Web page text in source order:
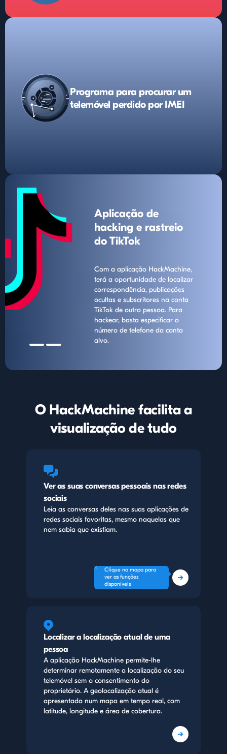
Programa para procurar um
telemóvel perdido por IMEI
Aplicação de
hacking e rastreio
do TikTok
Com a aplicação HackMachine,
terá a oportunidade de localizar
correspondência, publicações
ocultas e subscritores na conta
TikTok de outra pessoa. Para
hackear, basta especificar o
número de telefone da conta
alvo.
O HackMachine facilita a
visualização de tudo
Ver as suas conversas pessoais nas redes
sociais
Leia as conversas deles nas suas aplicações de
redes sociais favoritas, mesmo naquelas que
nem sabia que existiam.
Clique no mapa para
ver as funções
disponíveis
Localizar a localização atual de uma
pessoa
A aplicação HackMachine permite-lhe
determinar remotamente a localização do seu
telemóvel sem o consentimento do
proprietário. A geolocalização atual é
apresentada num mapa em tempo real, com
latitude, longitude e área de cobertura.